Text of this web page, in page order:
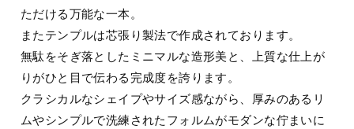
ただける万能な一本。
またテンプルは芯張り製法で作成されております。
無駄をそぎ落としたミニマルな造形美と、上質な仕上が
りがひと目で伝わる完成度を誇ります。
クラシカルなシェイプやサイズ感ながら、厚みのあるリ
ムやシンプルで洗練されたフォルムがモダンな佇まいに